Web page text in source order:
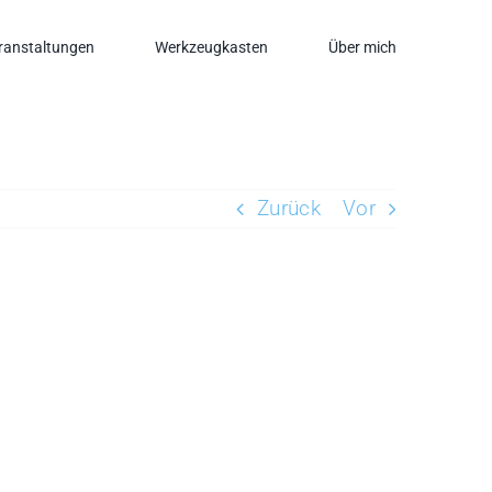
Werkzeugkasten Über mich
Zurück Vor